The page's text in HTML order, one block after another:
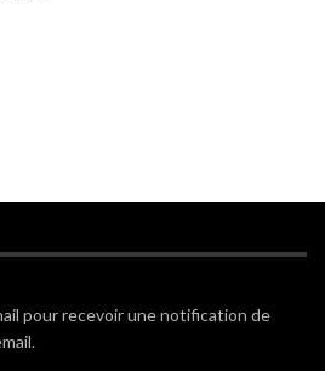
pour recevoir une notification de